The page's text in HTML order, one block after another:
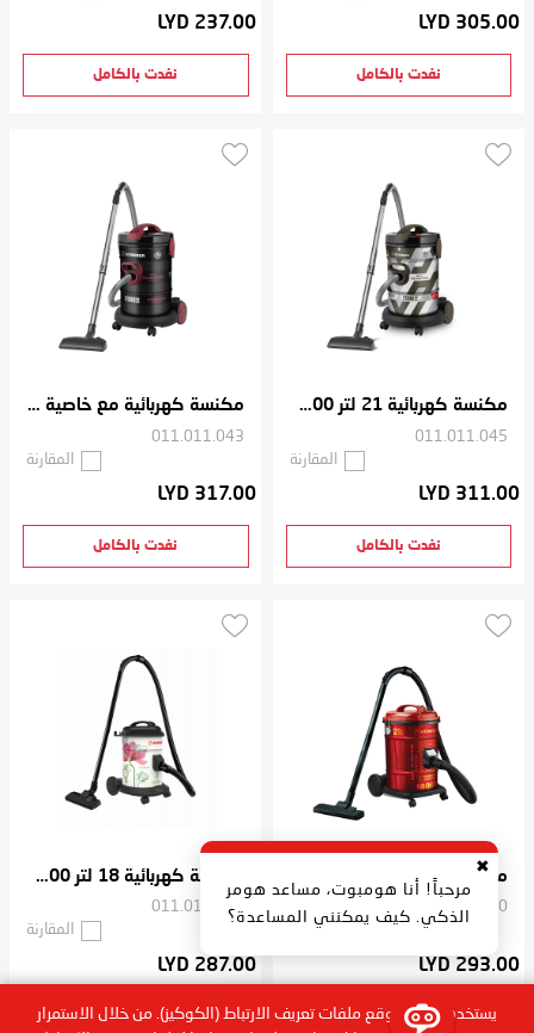
يستخدم هذا الموقع ملفات تعريف الارتباط (الكوكيز). من خلال الاستمرار
LYD 305.00
نفدت بالكامل
LYD 237.00
نفدت بالكامل
مكنسة كهربائية 21 لتر 2000 واط
011.011.045
المقارنة
LYD 311.00
نفدت بالكامل
مكنسة كهربائية مع خاصية نفخ الهواء بسعة 25 لتر و قوة 2000 واط
011.011.043
المقارنة
LYD 317.00
نفدت بالكامل
011.011.040
المقارنة
LYD 293.00
نفدت بالكامل
مكنسة كهربائية 18 لتر 1800 واط
011.011.048
المقارنة
LYD 287.00
نفدت بالكامل
✖
مرحباً! أنا هومبوت، مساعد هومر
الذكي. كيف يمكنني المساعدة؟